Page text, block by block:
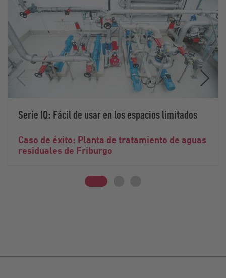
Serie IQ: Fácil de usar en los espacios limitados
Caso de éxito: Planta de tratamiento de aguas
residuales de Friburgo